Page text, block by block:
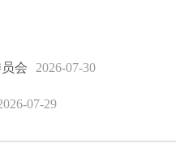
会 2026-07-30
07-29